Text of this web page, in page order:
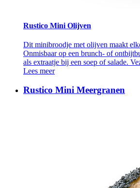
Rustico Mini Olijven
Dit minibroodje met olijven maakt
Onmisbaar op een brunch- of
als extraatje bij een soep of salade.
Lees meer
Rustico Mini Meergranen